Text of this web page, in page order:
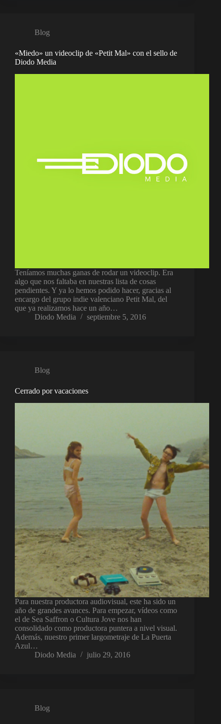
Blog
«Miedo» un videoclip de «Petit Mal» con el sello de
Diodo Media
Teníamos muchas ganas de rodar un videoclip. Era
algo que nos faltaba en nuestras lista de cosas
pendientes. Y ya lo hemos podido hacer, gracias al
encargo del grupo indie valenciano Petit Mal, del
que ya realizamos hace un año…
Diodo Media
septiembre 5, 2016
Blog
Cerrado por vacaciones
Para nuestra productora audiovisual, este ha sido un
año de grandes avances. Para empezar, vídeos como
el de Sea Saffron o Cultura Jove nos han
consolidado como productora puntera a nivel visual.
Además, nuestro primer largometraje de La Puerta
Azul…
Diodo Media
julio 29, 2016
Blog